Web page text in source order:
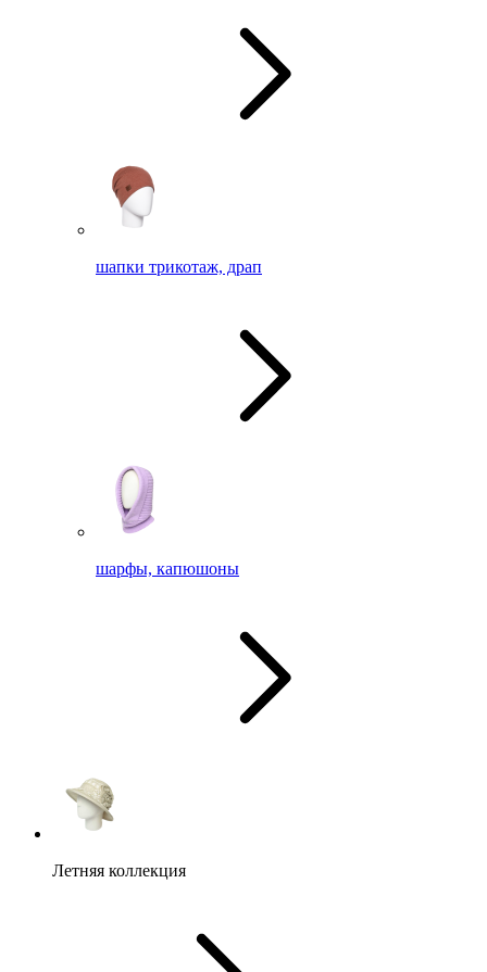
шапки трикотаж, драп
шарфы, капюшоны
Летняя коллекция